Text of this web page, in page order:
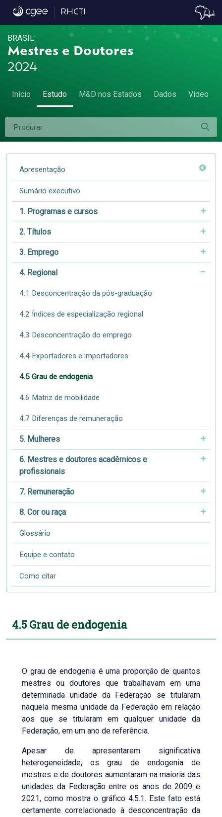
4.5 Grau de endogenia - 4.5 Grau de
RHCTI
BRASIL:
Mestres e Doutores
2024
Início Estudo M&D nos Estados Dados Vídeo
Apresentação
Sumário executivo
1. Programas e cursos
2. Títulos
3. Emprego
4. Regional
4.1 Desconcentração da pós-graduação
4.2 Índices de especialização regional
4.3 Desconcentração do emprego
4.4 Exportadores e importadores
4.5 Grau de endogenia
4.6 Matriz de mobilidade
4.7 Diferenças de remuneração
5. Mulheres
6. Mestres e doutores acadêmicos e
profissionais
7. Remuneração
8. Cor ou raça
Glossário
Equipe e contato
Como citar
4.5 Grau de endogenia
O grau de endogenia é uma proporção de quantos
mestres ou doutores que trabalhavam em uma
determinada unidade da Federação se titularam
naquela mesma unidade da Federação em relação
aos que se titularam em qualquer unidade da
Federação, em um ano de referência.
Apesar de apresentarem significativa
heterogeneidade, os grau de endogenia de
mestres e de doutores aumentaram na maioria das
unidades da Federação entre os anos de 2009 e
2021, como mostra o gráfico 4.5.1. Este fato está
certamente correlacionado à desconcentração da